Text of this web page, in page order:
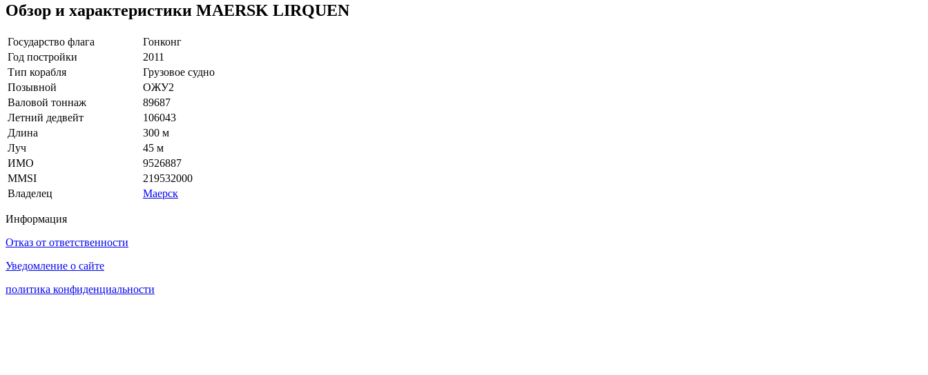
Обзор и характеристики MAERSK LIRQUEN
Государство флага
Гонконг
Год постройки
2011
Тип корабля
Грузовое судно
Позывной
ОЖУ2
Валовой тоннаж
89687
Летний дедвейт
106043
Длина
300 м
Луч
45 м
ИМО
9526887
MMSI
219532000
Владелец
Маерск
Информация
Отказ от ответственности
Уведомление о сайте
политика конфиденциальности